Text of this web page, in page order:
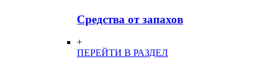
Средства от запахов
+
ПЕРЕЙТИ В РАЗДЕЛ